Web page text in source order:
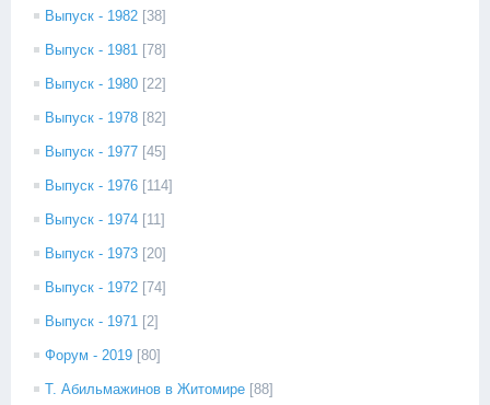
Выпуск - 1982 [38]
Выпуск - 1981 [78]
Выпуск - 1980 [22]
Выпуск - 1978 [82]
Выпуск - 1977 [45]
Выпуск - 1976 [114]
Выпуск - 1974 [11]
Выпуск - 1973 [20]
Выпуск - 1972 [74]
Выпуск - 1971 [2]
Форум - 2019 [80]
Т. Абильмажинов в Житомире [88]